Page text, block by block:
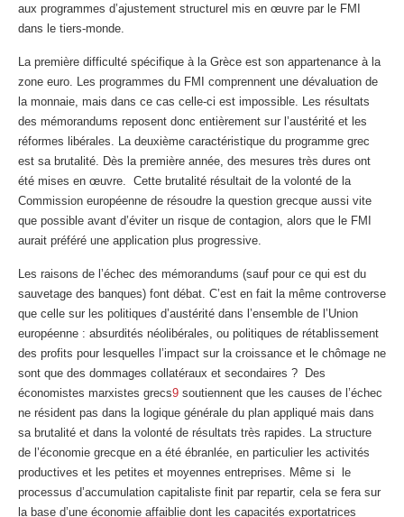
aux programmes d’ajustement structurel mis en œuvre par le FMI
dans le tiers-monde.
La première difficulté spécifique à la Grèce est son appartenance à la
zone euro. Les programmes du FMI comprennent une dévaluation de
la monnaie, mais dans ce cas celle-ci est impossible. Les résultats
des mémorandums reposent donc entièrement sur l’austérité et les
réformes libérales. La deuxième caractéristique du programme grec
est sa brutalité. Dès la première année, des mesures très dures ont
été mises en œuvre. Cette brutalité résultait de la volonté de la
Commission européenne de résoudre la question grecque aussi vite
que possible avant d’éviter un risque de contagion, alors que le FMI
aurait préféré une application plus progressive.
Les raisons de l’échec des mémorandums (sauf pour ce qui est du
sauvetage des banques) font débat. C’est en fait la même controverse
que celle sur les politiques d’austérité dans l’ensemble de l’Union
européenne : absurdités néolibérales, ou politiques de rétablissement
des profits pour lesquelles l’impact sur la croissance et le chômage ne
sont que des dommages collatéraux et secondaires ? Des
économistes marxistes grecs9 soutiennent que les causes de l’échec
ne résident pas dans la logique générale du plan appliqué mais dans
sa brutalité et dans la volonté de résultats très rapides. La structure
de l’économie grecque en a été ébranlée, en particulier les activités
productives et les petites et moyennes entreprises. Même si le
processus d’accumulation capitaliste finit par repartir, cela se fera sur
la base d’une économie affaiblie dont les capacités exportatrices